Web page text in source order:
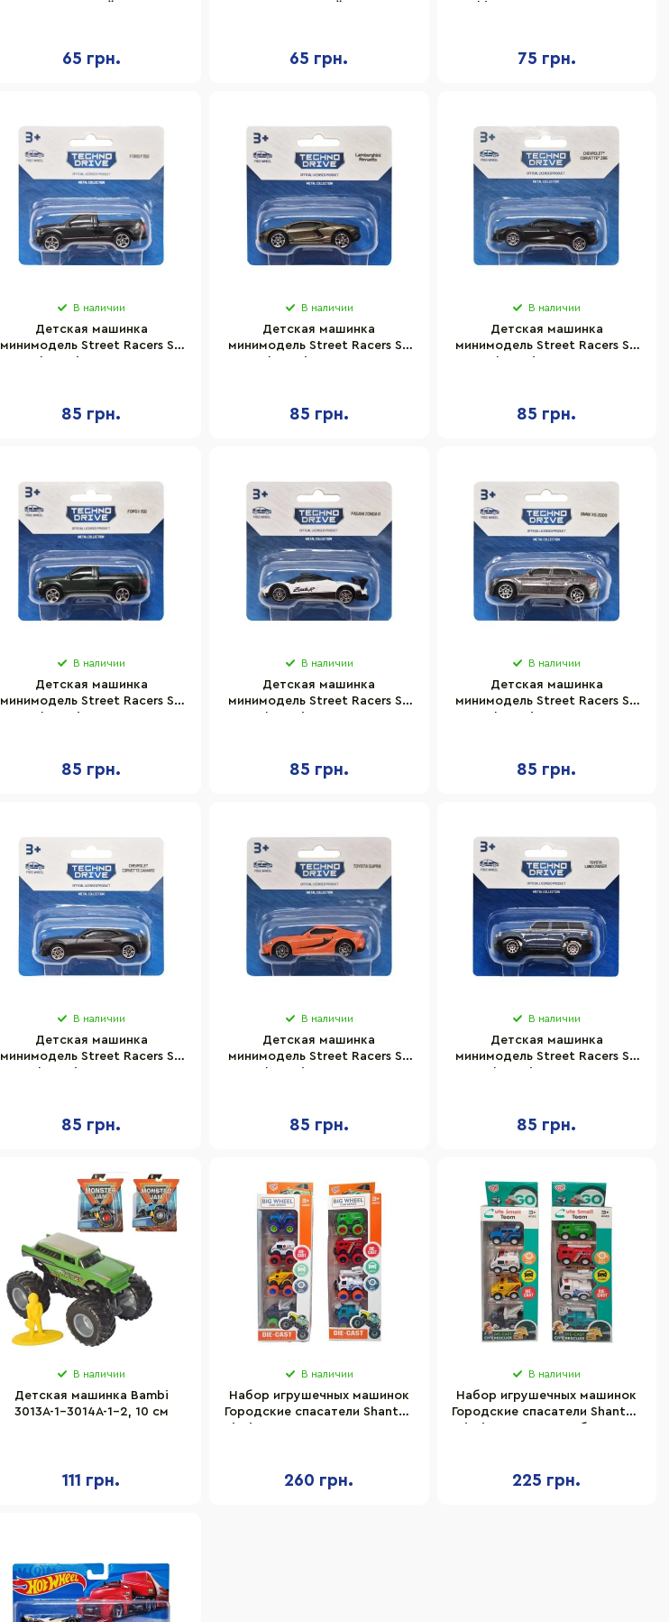
65 грн. 65 грн. 75 грн.
В наличии
Детская машинка
минимодель Street Racers S2
85 грн.
В наличии
Детская машинка
минимодель Street Racers S2
85 грн.
В наличии
Детская машинка
минимодель Street Racers S2
85 грн.
В наличии
Детская машинка
минимодель Street Racers S2
85 грн.
В наличии
Детская машинка
минимодель Street Racers S2
85 грн.
В наличии
Детская машинка
минимодель Street Racers S2
85 грн.
В наличии
Детская машинка
минимодель Street Racers S2
85 грн.
В наличии
Детская машинка
минимодель Street Racers S2
85 грн.
В наличии
Детская машинка
минимодель Street Racers S2
85 грн.
В наличии
Детская машинка Bambi
3013A-1-3014A-1-2, 10 см
111 грн.
В наличии
Набор игрушечных машинок
Городские спасатели Shantou
260 грн.
В наличии
Набор игрушечных машинок
Городские спасатели Shantou
225 грн.